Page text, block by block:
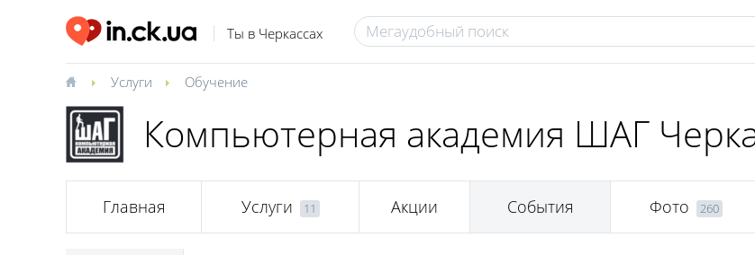
Ты в Черкассах
Услуги Обучение
Компьютерная академия ШАГ
Главная Услуги 11 Акции События Фото 260